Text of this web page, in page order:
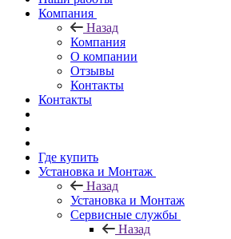
Компания
Назад
Компания
О компании
Отзывы
Контакты
Контакты
Где купить
Установка и Монтаж
Назад
Установка и Монтаж
Сервисные службы
Назад